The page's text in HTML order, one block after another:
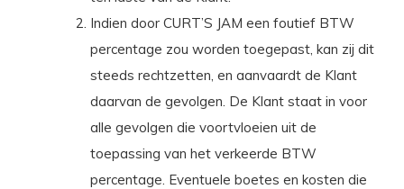
Indien door CURT’S JAM een foutief BTW
percentage zou worden toegepast, kan zij dit
steeds rechtzetten, en aanvaardt de Klant
daarvan de gevolgen. De Klant staat in voor
alle gevolgen die voortvloeien uit de
toepassing van het verkeerde BTW
percentage. Eventuele boetes en kosten die